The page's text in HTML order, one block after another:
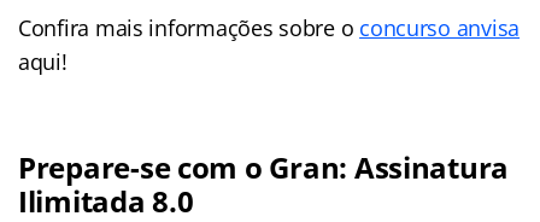
Confira mais informações sobre o concurso anvisa
aqui!
Prepare-se com o Gran: Assinatura
Ilimitada 8.0